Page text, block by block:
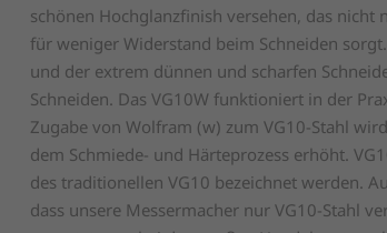
schönen Hochglanzfinish versehen, das nicht
für weniger Widerstand beim Schneiden
und der extrem dünnen und scharfen
Schneiden. Das VG10W funktioniert in der
Zugabe von Wolfram (w) zum VG10-Stahl
dem Schmiede- und Härteprozess erhöht.
des traditionellen VG10 bezeichnet werden.
dass unsere Messermacher nur VG10-Stahl